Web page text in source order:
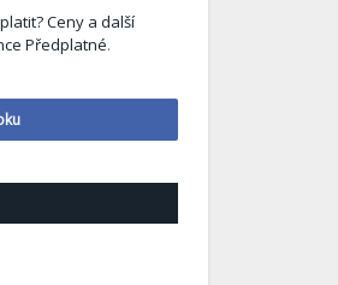
Ceny a další
Předplatné.